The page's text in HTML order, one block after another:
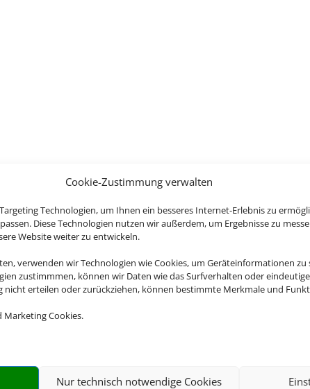
Cookie-Zustimmung verwalten
Technologien, um Ihnen ein besseres Internet-Erlebnis zu
Diese Technologien nutzen wir außerdem, um Ergebnisse zu
Website weiter zu entwickeln.
verwenden wir Technologien wie Cookies, um Geräteinformationen
zustimmmen, können wir Daten wie das Surfverhalten oder
nicht erteilen oder zurückziehen, können bestimmte Merkmale und
Marketing Cookies.
Nur technisch notwendige Cookies